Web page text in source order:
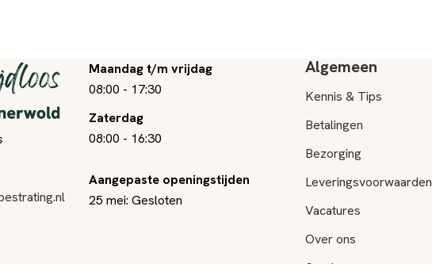
Maandag t/m vrijdag
08:00 - 17:30
Zaterdag
08:00 - 16:30
Aangepaste openingstijden
25 mei: Gesloten
Algemeen
Kennis & Tips
Betalingen
Bezorging
Leveringsvoorwaarden
Vacatures
Over ons